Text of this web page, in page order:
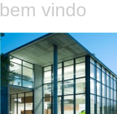
bem vindo